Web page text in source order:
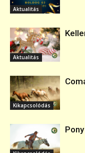
Aktualitás
Aktualitás
Kikapcsolódás